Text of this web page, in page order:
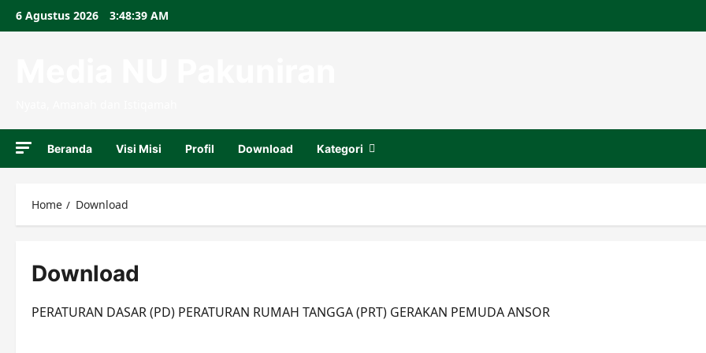
Skip6 Agustus 2026 3:48:39 AM
Beranda Visi Misi Profil Download Kategori
Home Download
Download
PERATURAN DASAR (PD) PERATURAN RUMAH TANGGA (PRT) GERAKAN PEMUDA ANSOR